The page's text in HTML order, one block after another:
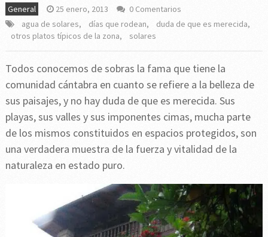
General 25 enero, 2013
0 Comentarios
agua de solares, días que rodean, duda de que es merecida,
otros platos típicos de la zona, solares
Todos conocemos de sobras la fama que tiene la
comunidad cántabra en cuanto se refiere a la belleza de
sus paisajes, y no hay duda de que es merecida. Sus
playas, sus valles y sus imponentes cimas, mucha parte
de los mismos constituidos en espacios protegidos, son
una verdadera muestra de la fuerza y vitalidad de la
naturaleza en estado puro.